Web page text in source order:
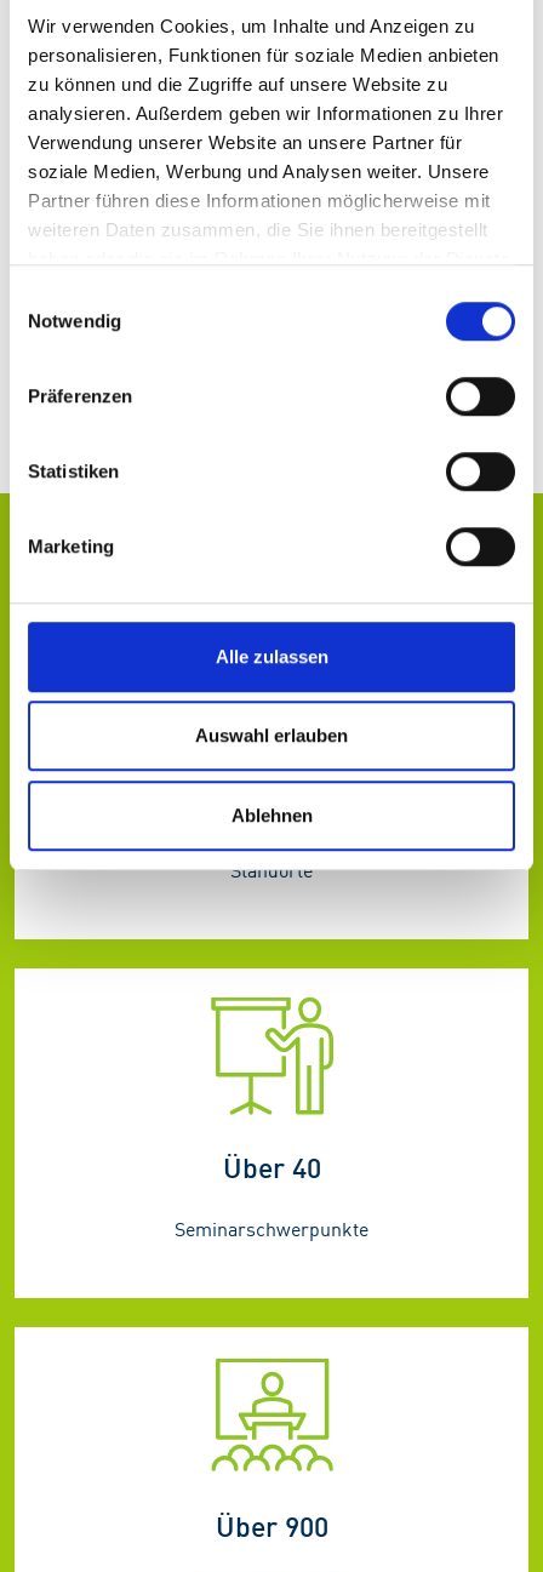
Wir verwenden Cookies, um Inhalte und Anzeigen zu
personalisieren, Funktionen für soziale Medien anbieten
zu können und die Zugriffe auf unsere Website zu
analysieren. Außerdem geben wir Informationen zu Ihrer
Verwendung unserer Website an unsere Partner für
soziale Medien, Werbung und Analysen weiter. Unsere
Partner führen diese Informationen möglicherweise mit
weiteren Daten zusammen, die Sie ihnen bereitgestellt
Notwendig
Präferenzen
Statistiken
Marketing
Alle zulassen
Auswahl erlauben
Ablehnen
Outlook-Seminare für
Unternehmen
Gerne führen wir unsere Outlook-Kurse auch vor Ort
in Ihrem Unternehmen durch. Nutzen Sie Ihre eigne
Hard- und Software in vertrauter Umgebung und
sparen Sie Zeit und Kosten durch den Wegfall von
Bei uns zählt die Erfahrung
24
Standorte
Über 40
Seminarschwerpunkte
Über 900